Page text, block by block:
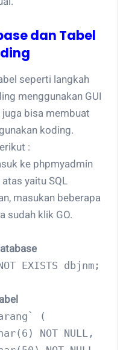
dan Tabel
seperti langkah
menggunakan GUI
juga bisa membuat
koding.
:
ke phpmyadmin
yaitu SQL
masukan beberapa
sudah klik GO.
EXISTS dbjnm;
(
NOT NULL,